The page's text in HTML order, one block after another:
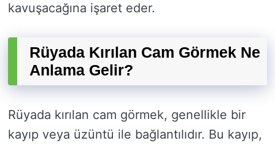
kavuşacağına işaret eder.
Rüyada Kırılan Cam Görmek Ne
Anlama Gelir?
Rüyada kırılan cam görmek, genellikle bir
kayıp veya üzüntü ile bağlantılıdır. Bu kayıp,